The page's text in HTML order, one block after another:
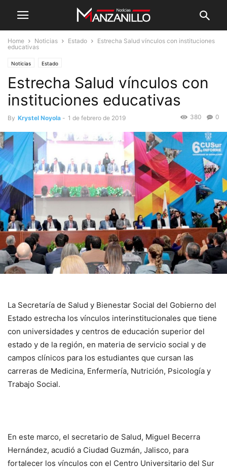
Home Noticias Estado
Estrecha Salud vínculos con instituciones
educativas
Noticias Estado
Estrecha Salud vínculos con
instituciones educativas
By Krystel Noyola - 1 de febrero de 2019 0
380
La Secretaría de Salud y Bienestar Social del Gobierno del
Estado estrecha los vínculos interinstitucionales que tiene
con universidades y centros de educación superior del
estado y de la región, en materia de servicio social y de
campos clínicos para los estudiantes que cursan las
carreras de Medicina, Enfermería, Nutrición, Psicología y
Trabajo Social.
En este marco, el secretario de Salud, Miguel Becerra
Hernández, acudió a Ciudad Guzmán, Jalisco, para
fortalecer los vínculos con el Centro Universitario del Sur